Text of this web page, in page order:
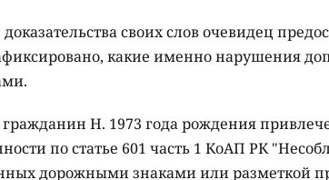
доказательства своих слов очевидец
какие именно нарушения
гражданин Н. 1973 года рождения
по статье 601 часть 1 КоАП РК
дорожными знаками или разметкой